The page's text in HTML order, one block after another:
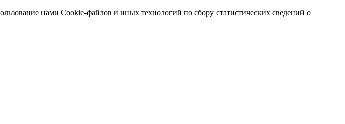
нами Cookie-файлов и иных технологий по сбору статистических сведений о